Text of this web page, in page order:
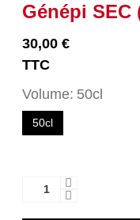
Génépi SEC
30,00 €
TTC
Volume 50cl
50cl